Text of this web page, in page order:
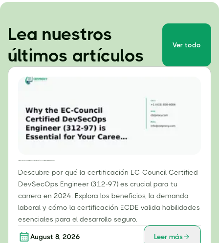
Lea nuestros
últimos artículos
Ver todo
Descubre por qué la certificación EC-Council Certified
DevSecOps Engineer (312-97) es crucial para tu
carrera en 2024. Explora los beneficios, la demanda
laboral y cómo la certificación ECDE valida habilidades
esenciales para el desarrollo seguro.
August 8, 2026 Leer más